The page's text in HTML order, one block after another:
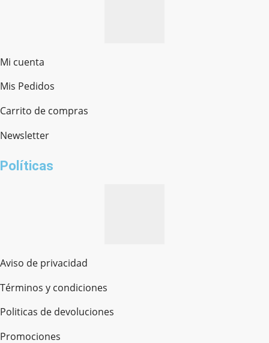
Mi cuenta
Mis Pedidos
Carrito de compras
Newsletter
Políticas
Aviso de privacidad
Términos y condiciones
Politicas de devoluciones
Promociones